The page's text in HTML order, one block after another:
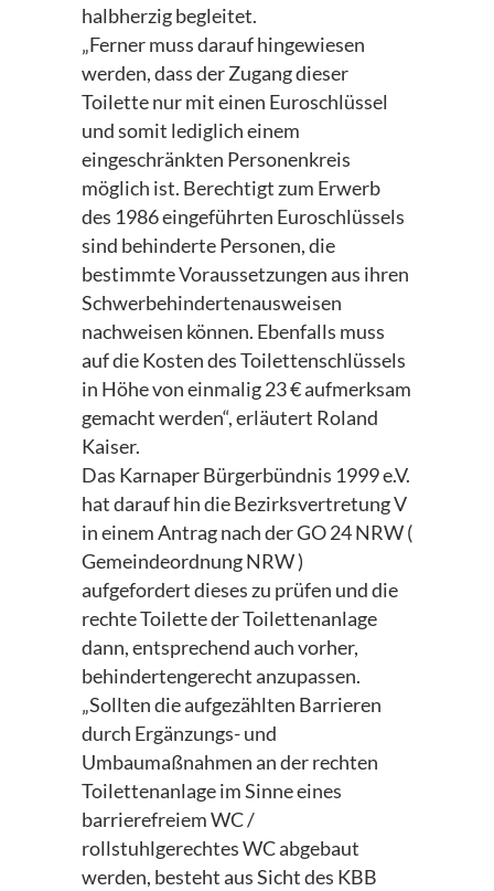
halbherzig begleitet.
„Ferner muss darauf hingewiesen
werden, dass der Zugang dieser
Toilette nur mit einen Euroschlüssel
und somit lediglich einem
eingeschränkten Personenkreis
möglich ist. Berechtigt zum Erwerb
des 1986 eingeführten Euroschlüssels
sind behinderte Personen, die
bestimmte Voraussetzungen aus ihren
Schwerbehindertenausweisen
nachweisen können. Ebenfalls muss
auf die Kosten des Toilettenschlüssels
in Höhe von einmalig 23 € aufmerksam
gemacht werden“, erläutert Roland
Kaiser.
Das Karnaper Bürgerbündnis 1999 e.V.
hat darauf hin die Bezirksvertretung V
in einem Antrag nach der GO 24 NRW (
Gemeindeordnung NRW )
aufgefordert dieses zu prüfen und die
rechte Toilette der Toilettenanlage
dann, entsprechend auch vorher,
behindertengerecht anzupassen.
„Sollten die aufgezählten Barrieren
durch Ergänzungs- und
Umbaumaßnahmen an der rechten
Toilettenanlage im Sinne eines
barrierefreiem WC /
rollstuhlgerechtes WC abgebaut
werden, besteht aus Sicht des KBB